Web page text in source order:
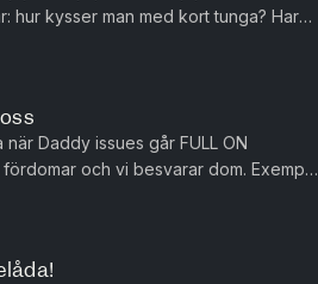
hur kysser man med kort tunga? Har
med sitt tioåri...
Daddy issues går FULL ON
fördomar och vi besvarar dom. Exempel
och vad känner L...